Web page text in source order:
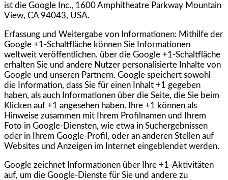
ist die Google Inc., 1600 Amphitheatre Parkway Mountain
View, CA 94043, USA.
Erfassung und Weitergabe von Informationen: Mithilfe der
Google +1-Schaltfläche können Sie Informationen
weltweit veröffentlichen. über die Google +1-Schaltfläche
erhalten Sie und andere Nutzer personalisierte Inhalte von
Google und unseren Partnern. Google speichert sowohl
die Information, dass Sie für einen Inhalt +1 gegeben
haben, als auch Informationen über die Seite, die Sie beim
Klicken auf +1 angesehen haben. Ihre +1 können als
Hinweise zusammen mit Ihrem Profilnamen und Ihrem
Foto in Google-Diensten, wie etwa in Suchergebnissen
oder in Ihrem Google-Profil, oder an anderen Stellen auf
Websites und Anzeigen im Internet eingeblendet werden.
Google zeichnet Informationen über Ihre +1-Aktivitäten
auf, um die Google-Dienste für Sie und andere zu